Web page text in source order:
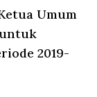
Umum
untuk
2019-